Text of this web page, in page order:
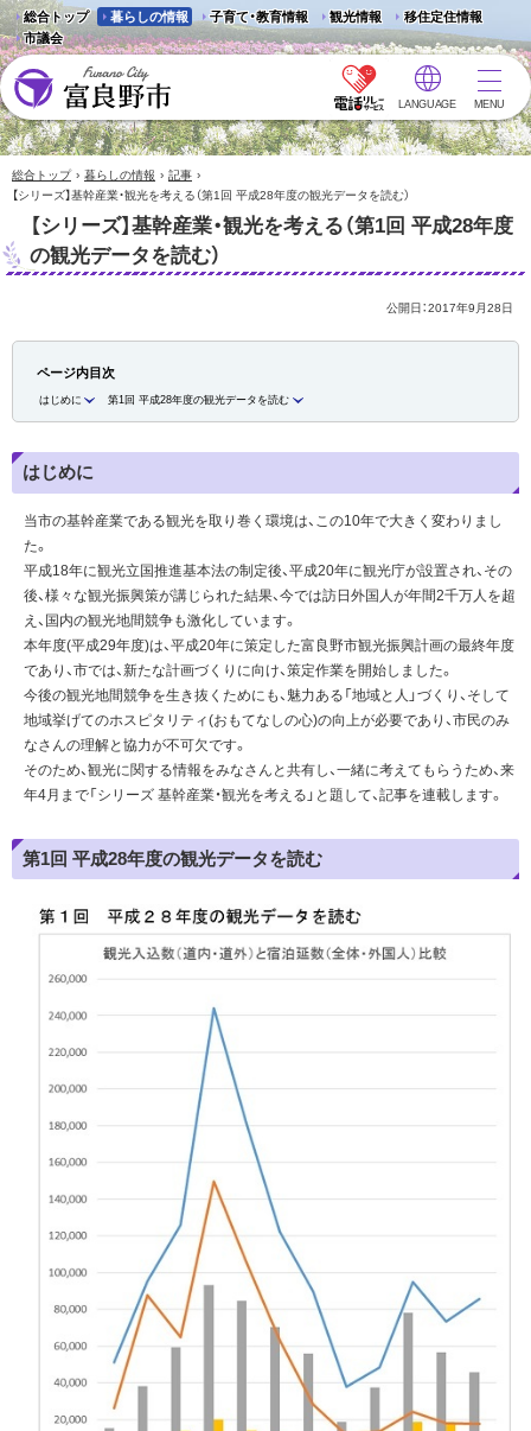
総合トップ 暮らしの情報 子育て・教育情報 観光情報
移住定住情報
市議会
富良野市 - Frano City
LANGUAGE MENU
総合トップ › 暮らしの情報 › 記事 ›
【シリーズ】基幹産業・観光を考える（第1回 平成28年度の観光データを読む）
【シリーズ】基幹産業・観光を考える（第1回 平成28年度
の観光データを読む）
公開日：2017年9月28日
ページ内目次
はじめに 第1回 平成28年度の観光データを読む
はじめに
当市の基幹産業である観光を取り巻く環境は、この10年で大きく変わりまし
た。
平成18年に観光立国推進基本法の制定後、平成20年に観光庁が設置され、その
後、様々な観光振興策が講じられた結果、今では訪日外国人が年間2千万人を超
え、国内の観光地間競争も激化しています。
本年度(平成29年度)は、平成20年に策定した富良野市観光振興計画の最終年度
であり、市では、新たな計画づくりに向け、策定作業を開始しました。
今後の観光地間競争を生き抜くためにも、魅力ある「地域と人」づくり、そして
地域挙げてのホスピタリティ(おもてなしの心)の向上が必要であり、市民のみ
なさんの理解と協力が不可欠です。
そのため、観光に関する情報をみなさんと共有し、一緒に考えてもらうため、来
年4月まで「シリーズ 基幹産業・観光を考える」と題して、記事を連載します。
第1回 平成28年度の観光データを読む